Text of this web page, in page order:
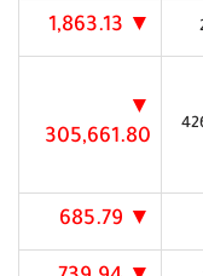
▼ 1,863.13
▼
305,661.80
▼ 685.79